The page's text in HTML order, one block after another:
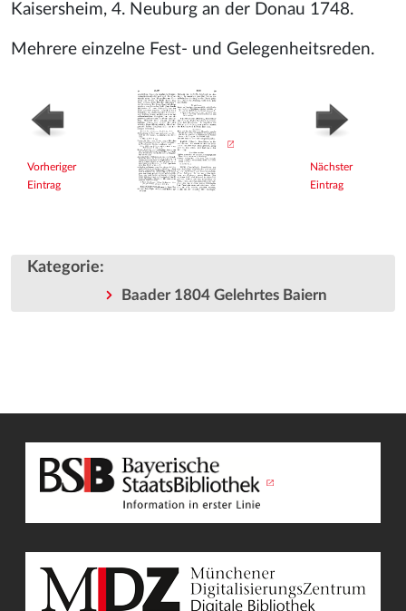
Kaisersheim, 4. Neuburg an der Donau 1748.
Mehrere einzelne Fest- und Gelegenheitsreden.
Vorheriger
Eintrag
Nächster
Eintrag
Kategorie:
Baader 1804 Gelehrtes Baiern